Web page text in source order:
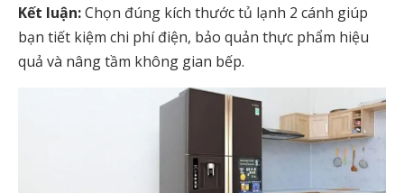
Kết luận:Chọn đúng kích thước tủ lạnh 2 cánh giúp
bạn tiết kiệm chi phí điện, bảo quản thực phẩm hiệu
quả và nâng tầm không gian bếp.